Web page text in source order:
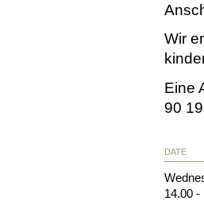
Wir
Eine
90
DATE
14.00 -